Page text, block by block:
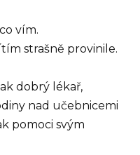
vím.
strašně provinile.
dobrý lékař,
nad učebnicemi
pomoci svým